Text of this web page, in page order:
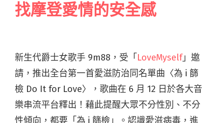
找摩登愛情的安全感
新生代爵士女歌手 9m88，受「 LoveMyself」邀
請，推出全台第一首愛滋防治同名單曲〈為 i 篩
檢 Do It for Love〉，歌曲在 6 月 12 日於各大音
樂串流平台釋出！藉此提醒大眾不分性別、不分
性傾向，都要「為 i 篩檢」。認識愛滋病毒，進